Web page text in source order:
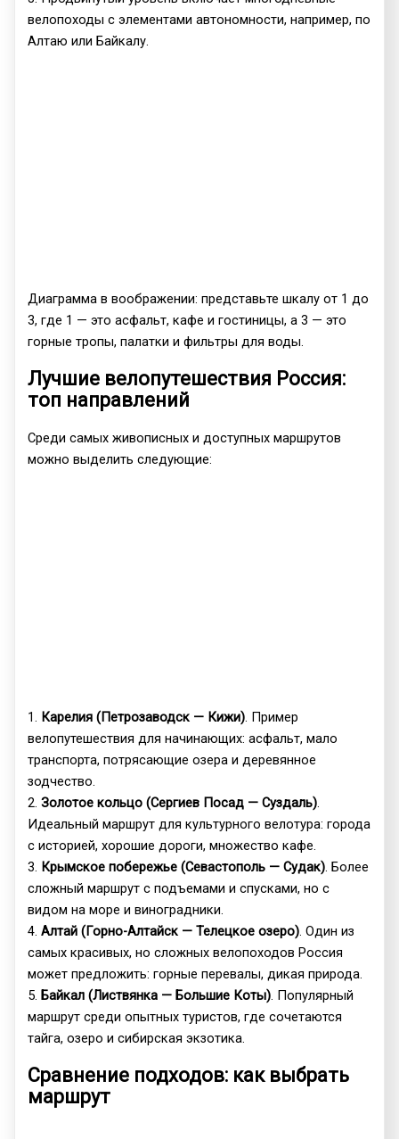
велопоходы с элементами автономности, например, по
Алтаю или Байкалу.
Диаграмма в воображении: представьте шкалу от 1 до
3, где 1 — это асфальт, кафе и гостиницы, а 3 — это
горные тропы, палатки и фильтры для воды.
Лучшие велопутешествия Россия:
топ направлений
Среди самых живописных и доступных маршрутов
можно выделить следующие:
1. Карелия (Петрозаводск — Кижи). Пример
велопутешествия для начинающих: асфальт, мало
транспорта, потрясающие озера и деревянное
зодчество.
2.Золотое кольцо (Сергиев Посад — Суздаль).
Идеальный маршрут для культурного велотура: города
с историей, хорошие дороги, множество кафе.
3. Крымское побережье (Севастополь — Судак). Более
сложный маршрут с подъемами и спусками, но с
видом на море и виноградники.
4.Алтай (Горно-Алтайск — Телецкое озеро). Один из
самых красивых, но сложных велопоходов Россия
может предложить: горные перевалы, дикая природа.
5.Байкал (Листвянка — Большие Коты). Популярный
маршрут среди опытных туристов, где сочетаются
тайга, озеро и сибирская экзотика.
Сравнение подходов: как выбрать
маршрут